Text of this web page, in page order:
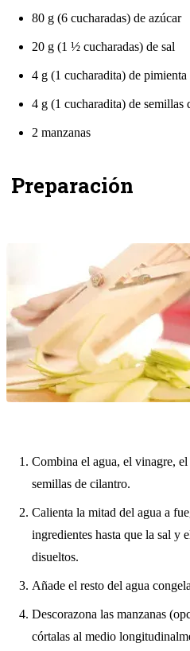
80 g (6 cucharadas) de azúcar
20 g (1 ½ cucharadas) de sal
4 g (1 cucharadita) de pimienta
4 g (1 cucharadita) de semillas
2 manzanas
Preparación
Combina el agua, el vinagre,
semillas de cilantro.
Calienta la mitad del agua a
ingredientes hasta que la sal y
disueltos.
Añade el resto del agua
Descorazona las manzanas
córtalas al medio